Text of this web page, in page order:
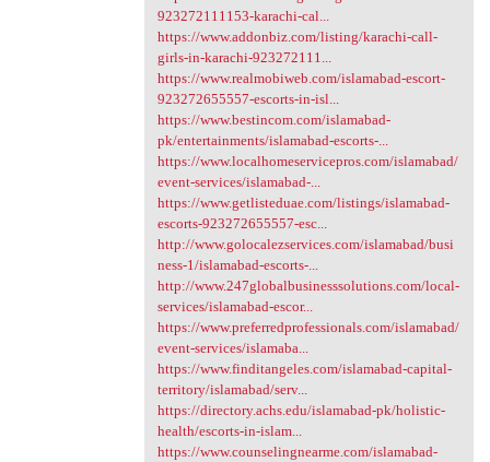
923272111153-karachi-cal...
https://www.addonbiz.com/listing/karachi-call-
girls-in-karachi-923272111...
https://www.realmobiweb.com/islamabad-escort-
923272655557-escorts-in-isl...
https://www.bestincom.com/islamabad-
pk/entertainments/islamabad-escorts-...
https://www.localhomeservicepros.com/islamabad/
event-services/islamabad-...
https://www.getlisteduae.com/listings/islamabad-
escorts-923272655557-esc...
http://www.golocalezservices.com/islamabad/busi
ness-1/islamabad-escorts-...
http://www.247globalbusinesssolutions.com/local-
services/islamabad-escor...
https://www.preferredprofessionals.com/islamabad/
event-services/islamaba...
https://www.finditangeles.com/islamabad-capital-
territory/islamabad/serv...
https://directory.achs.edu/islamabad-pk/holistic-
health/escorts-in-islam...
https://www.counselingnearme.com/islamabad-